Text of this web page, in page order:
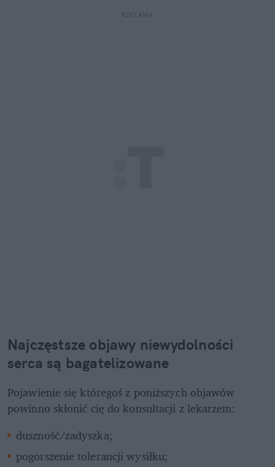
REKLAMA
Najczęstsze objawy niewydolności
serca są bagatelizowane
Pojawienie się któregoś z poniższych objawów
powinno skłonić cię do konsultacji z lekarzem:
duszność/zadyszka;
pogorszenie tolerancji wysiłku;